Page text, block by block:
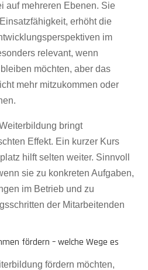
auf mehreren Ebenen. Sie
erhöht die
im
relevant, wenn
möchten, aber das
mehr mitzukommen oder
bringt
Effekt. Ein kurzer Kurs
hilft selten weiter. Sinnvoll
sie zu konkreten Aufgaben,
im Betrieb und zu
der Mitarbeitenden
fördern – welche Wege es
fördern möchten,